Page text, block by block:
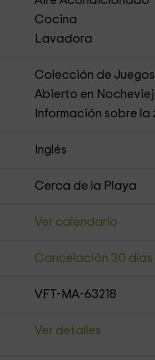
Cocina
Lavadora
Colección de Juegos
Abierto en
Información sobre la
Inglés
Cerca de la Playa
Ver calendario
Cancelación 30 días
VFT-MA-63218
Ver detalles